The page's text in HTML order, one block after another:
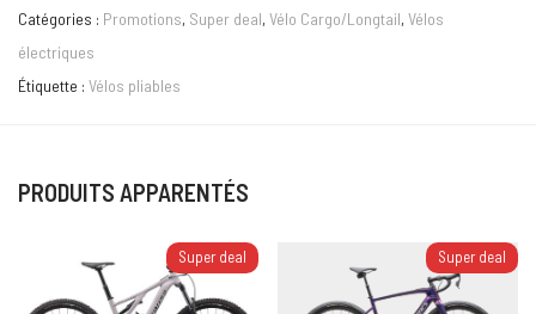
Catégories : Promotions, Super deal, Vélo Cargo/Longtail, Vélos
électriques
Étiquette : Vélos pliables
PRODUITS APPARENTÉS
Super deal Super deal